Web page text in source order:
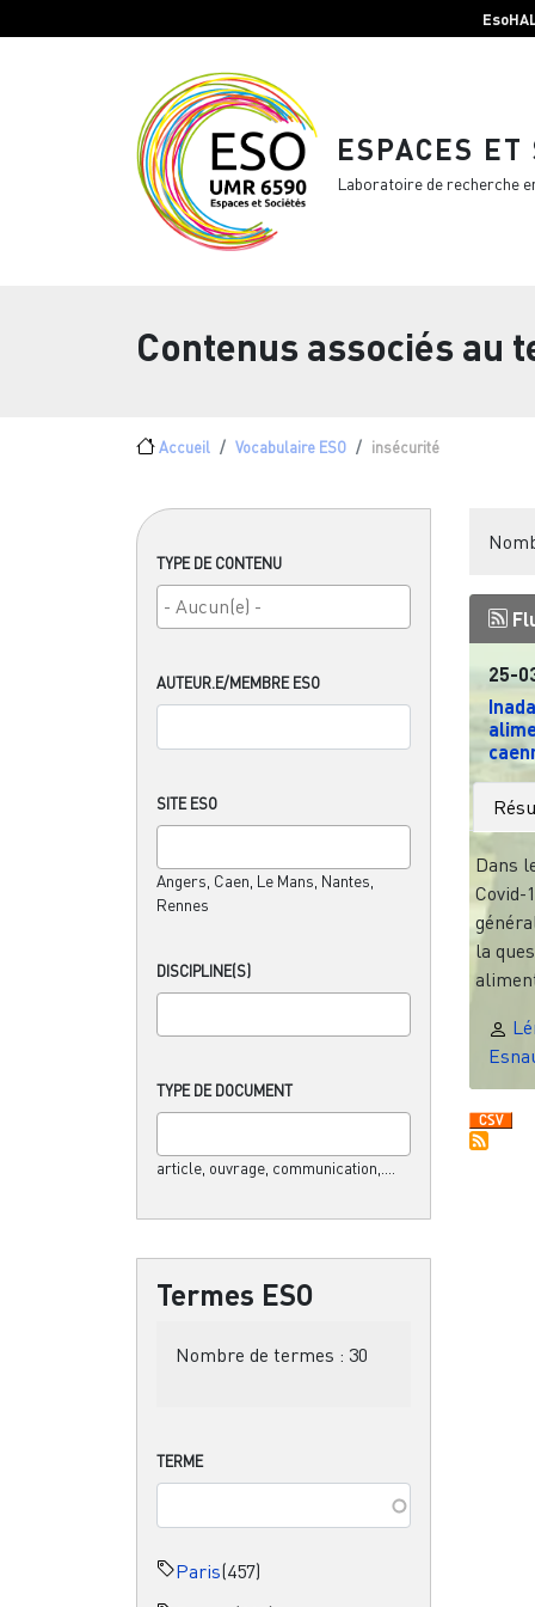
ESPACES ET
Laboratoire de recherche
Contenus associés au
Fil d'Ariane
Accueil Vocabulaire ESO insécurité
TYPE DE CONTENU
AUTEUR.E/MEMBRE ESO
SITE ESO
Angers, Caen, Le Mans, Nantes,
Rennes
DISCIPLINE(S)
TYPE DE DOCUMENT
article, ouvrage, communication,....
Termes ESO
Nombre de termes : 30
TERME
Paris(457)
25-
Dans
Covid-
la